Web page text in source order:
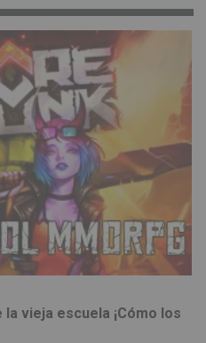
la vieja escuela ¡Cómo los